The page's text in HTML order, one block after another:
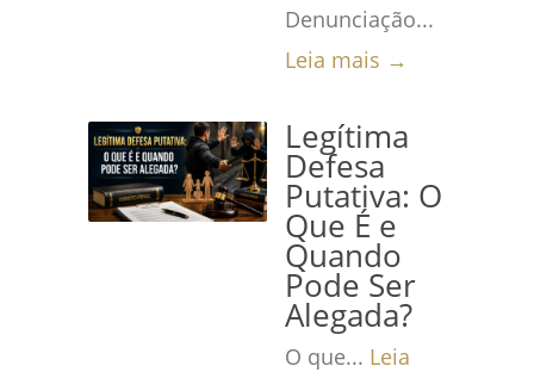
Denunciação...
Leia mais →
Legítima
Defesa
Putativa: O
Que É e
Quando
Pode Ser
Alegada?
O que... Leia